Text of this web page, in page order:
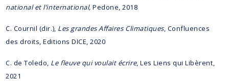
national et l’international,Pedone, 2018
C. Cournil (dir.), Les grandes Affaires Climatiques, Confluences
des droits, Editions DICE, 2020
C. de Toledo, Le fleuve qui voulait écrire, Les Liens qui Libèrent,
2021